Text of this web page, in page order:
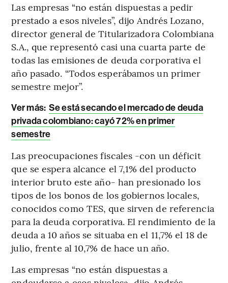
Las empresas “no están dispuestas a pedir
prestado a esos niveles”, dijo Andrés Lozano,
director general de Titularizadora Colombiana
S.A., que representó casi una cuarta parte de
todas las emisiones de deuda corporativa el
año pasado. “Todos esperábamos un primer
semestre mejor”.
Ver más: Se está secando el mercado de deuda
privada colombiano: cayó 72% en primer
semestre
Las preocupaciones fiscales -con un déficit
que se espera alcance el 7,1% del producto
interior bruto este año- han presionado los
tipos de los bonos de los gobiernos locales,
conocidos como TES, que sirven de referencia
para la deuda corporativa. El rendimiento de la
deuda a 10 años se situaba en el 11,7% el 18 de
julio, frente al 10,7% de hace un año.
Las empresas “no están dispuestas a